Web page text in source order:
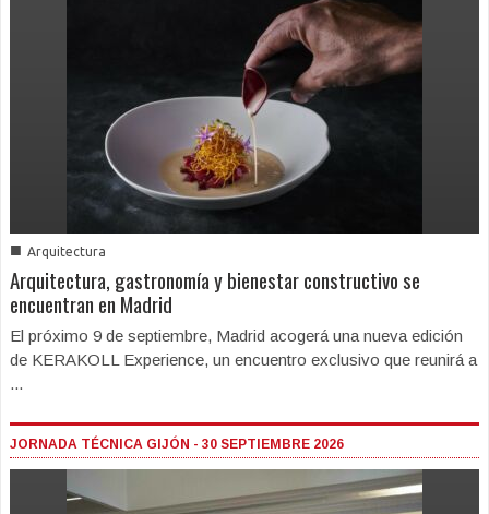
■ Arquitectura
Arquitectura, gastronomía y bienestar constructivo se
encuentran en Madrid
El próximo 9 de septiembre, Madrid acogerá una nueva edición
de KERAKOLL Experience, un encuentro exclusivo que reunirá a
...
JORNADA TÉCNICA GIJÓN - 30 SEPTIEMBRE 2026